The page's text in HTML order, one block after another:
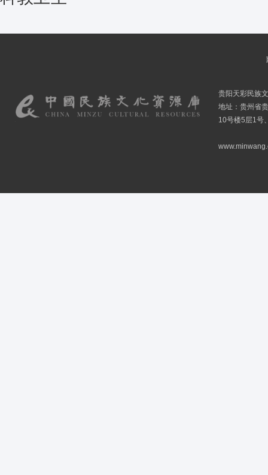
贵阳天彩民族
地址：贵州省
10号楼5层1号